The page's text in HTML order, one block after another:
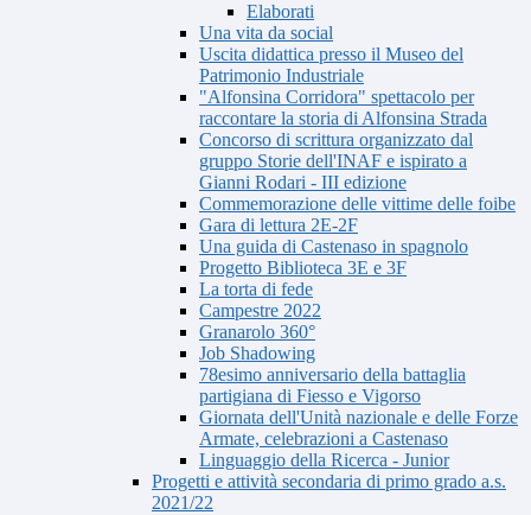
Elaborati
Una vita da social
Uscita didattica presso il Museo del
Patrimonio Industriale
"Alfonsina Corridora" spettacolo per
raccontare la storia di Alfonsina Strada
Concorso di scrittura organizzato dal
gruppo Storie dell'INAF e ispirato a
Gianni Rodari - III edizione
Commemorazione delle vittime delle foibe
Gara di lettura 2E-2F
Una guida di Castenaso in spagnolo
Progetto Biblioteca 3E e 3F
La torta di fede
Campestre 2022
Granarolo 360°
Job Shadowing
78esimo anniversario della battaglia
partigiana di Fiesso e Vigorso
Giornata dell'Unità nazionale e delle Forze
Armate, celebrazioni a Castenaso
Linguaggio della Ricerca - Junior
Progetti e attività secondaria di primo grado a.s.
2021/22